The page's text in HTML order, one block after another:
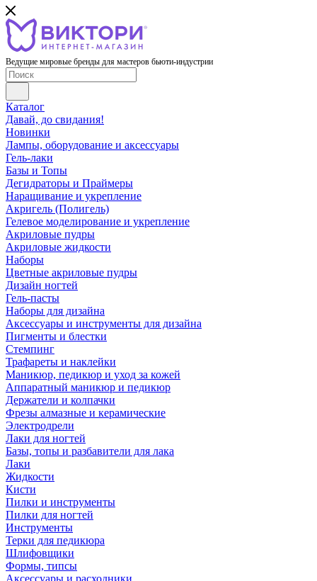
Ведущие мировые бренды для мастеров бьюти-индустрии
Каталог
Давай, до свидания!
Новинки
Лампы, оборудование и аксессуары
Гель-лаки
Базы и Топы
Дегидраторы и Праймеры
Наращивание и укрепление
Акригель (Полигель)
Гелевое моделирование и укрепление
Акриловые пудры
Акриловые жидкости
Наборы
Цветные акриловые пудры
Дизайн ногтей
Гель-пасты
Наборы для дизайна
Аксессуары и инструменты для дизайна
Пигменты и блестки
Стемпинг
Трафареты и наклейки
Маникюр, педикюр и уход за кожей
Аппаратный маникюр и педикюр
Держатели и колпачки
Фрезы алмазные и керамические
Электродрели
Лаки для ногтей
Базы, топы и разбавители для лака
Лаки
Жидкости
Кисти
Пилки и инструменты
Пилки для ногтей
Инструменты
Терки для педикюра
Шлифовщики
Формы, типсы
Аксессуары и расходники